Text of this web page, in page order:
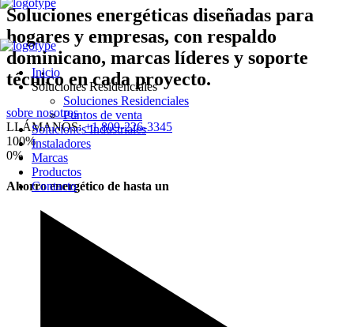
Inicio
Soluciones Residenciales
Soluciones Residenciales
Puntos de venta
Soluciones Industriales
Instaladores
Marcas
Productos
Contacto
Soluciones energéticas diseñadas para
hogares y empresas, con respaldo
dominicano, marcas líderes y soporte
técnico en cada proyecto.
sobre nosotros
LLÁMANOS:+1 809-226-3345
100%
0%
Ahorro energético de hasta un